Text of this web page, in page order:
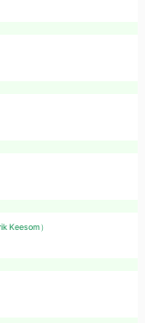
Keesom）